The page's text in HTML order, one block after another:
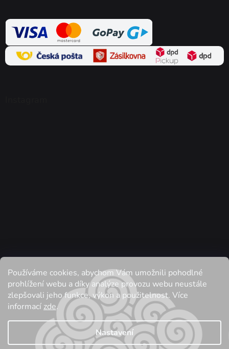
Používáme cookies, abychom Vám umožnili pohodlné
prohlížení webu a díky analýze provozu webu neustále
zlepšovali jeho funkce, výkon a použitelnost. Více
informací zde.
Nastavení
Sledovat na Instagramu
Vytvořil Shoptet | Anque Media| Tomáš Hlad